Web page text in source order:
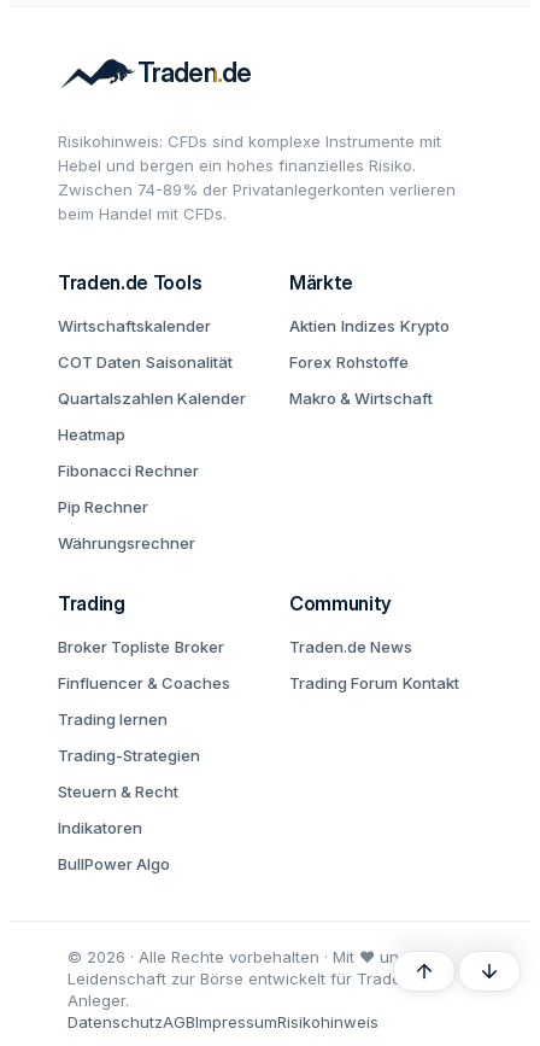
Risikohinweis: CFDs sind komplexe Instrumente mit
Hebel und bergen ein hohes finanzielles Risiko.
Zwischen 74-89% der Privatanlegerkonten verlieren
beim Handel mit CFDs.
Traden.de Tools
Wirtschaftskalender
COT Daten Saisonalität
Quartalszahlen Kalender
Heatmap
Fibonacci Rechner
Pip Rechner
Währungsrechner
Märkte
Aktien Indizes Krypto
Forex Rohstoffe
Makro & Wirtschaft
Trading
Broker Topliste Broker
Finfluencer & Coaches
Trading lernen
Trading-Strategien
Steuern & Recht
Indikatoren
BullPower Algo
Community
Traden.de News
Trading Forum Kontakt
© 2026 · Alle Rechte vorbehalten · Mit ♥ und
Leidenschaft zur Börse entwickelt für Trader und
Anleger.
DatenschutzAGBImpressumRisikohinweis
Oben Unten